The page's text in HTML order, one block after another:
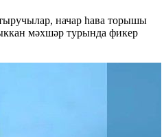
начар һава торышы
мәхшәр турында фикер